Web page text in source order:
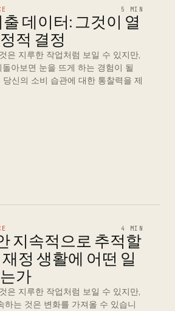
5 MIN
데이터: 그것이 열
적 결정
은 지루한 작업처럼 보일 수 있지만,
아보면 눈을 뜨게 하는 경험이 될
당신의 소비 습관에 대한 통찰력을 제
4 MIN
지속적으로 추적할
정 생활에 어떤 일
가
은 지루한 작업처럼 보일 수 있지만,
하는 것은 변화를 가져올 수 있습니